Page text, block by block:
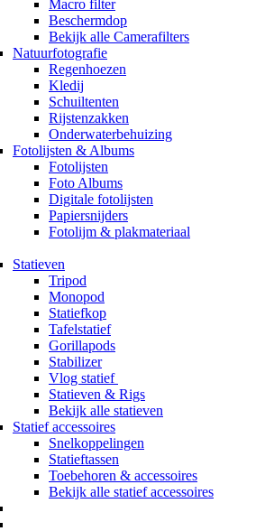
Macro filter
Beschermdop
Bekijk alle Camerafilters
Natuurfotografie
Regenhoezen
Kledij
Schuiltenten
Rijstenzakken
Onderwaterbehuizing
Fotolijsten & Albums
Fotolijsten
Foto Albums
Digitale fotolijsten
Papiersnijders
Fotolijm & plakmateriaal
Statieven
Tripod
Monopod
Statiefkop
Tafelstatief
Gorillapods
Stabilizer
Vlog statief
Statieven & Rigs
Bekijk alle statieven
Statief accessoires
Snelkoppelingen
Statieftassen
Toebehoren & accessoires
Bekijk alle statief accessoires